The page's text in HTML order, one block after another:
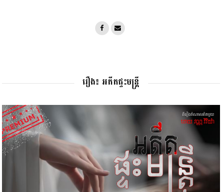
រឿង៖ អតីតផ្ទះមន្រ្តី